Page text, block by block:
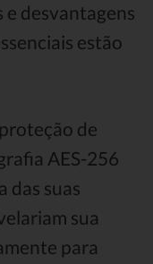
desvantagens
estão
de
AES-256
das suas
sua
para